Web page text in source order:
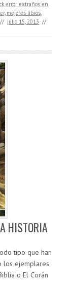
error extraños en
, mejores libros,
// julio 15, 2013 //
HISTORIA
tipo que han
los ejemplares
o El Corán